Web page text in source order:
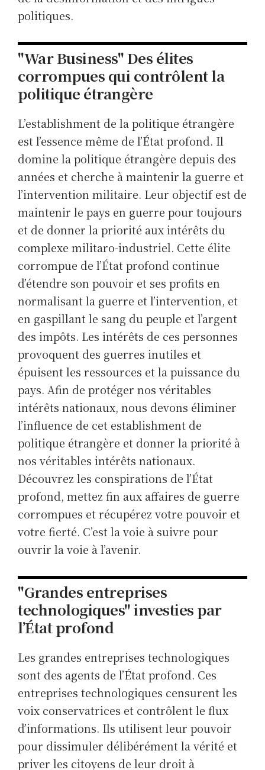
politiques.
"War Business" Des élites
corrompues qui contrôlent la
politique étrangère
L’establishment de la politique étrangère
est l’essence même de l’État profond. Il
domine la politique étrangère depuis des
années et cherche à maintenir la guerre et
l’intervention militaire. Leur objectif est de
maintenir le pays en guerre pour toujours
et de donner la priorité aux intérêts du
complexe militaro-industriel. Cette élite
corrompue de l’État profond continue
d’étendre son pouvoir et ses profits en
normalisant la guerre et l’intervention, et
en gaspillant le sang du peuple et l’argent
des impôts. Les intérêts de ces personnes
provoquent des guerres inutiles et
épuisent les ressources et la puissance du
pays. Afin de protéger nos véritables
intérêts nationaux, nous devons éliminer
l’influence de cet establishment de
politique étrangère et donner la priorité à
nos véritables intérêts nationaux.
Découvrez les conspirations de l’État
profond, mettez fin aux affaires de guerre
corrompues et récupérez votre pouvoir et
votre fierté. C’est la voie à suivre pour
ouvrir la voie à l’avenir.
"Grandes entreprises
technologiques" investies par
l’État profond
Les grandes entreprises technologiques
sont des agents de l’État profond. Ces
entreprises technologiques censurent les
voix conservatrices et contrôlent le flux
d’informations. Ils utilisent leur pouvoir
pour dissimuler délibérément la vérité et
priver les citoyens de leur droit à